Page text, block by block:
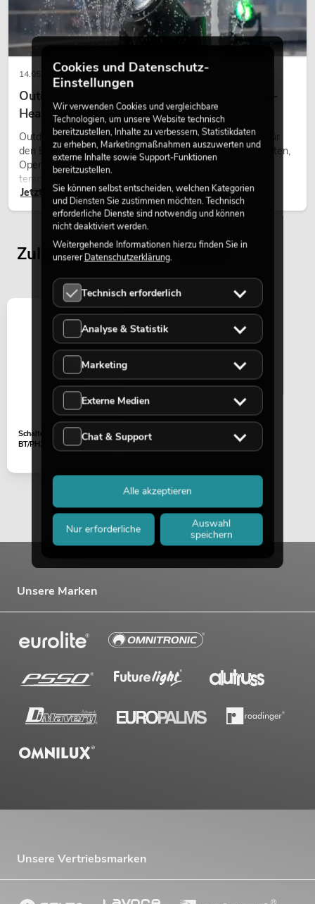
14.05.2026
Outdoor Moving-Heads: Wetterfeste Moving-
Heads bei Events
Outdoor Moving-Heads sind bewegliche Scheinwerfer für
den Einsatz im Freien. Sie werden bei Festivals, Stadtfesten,
Open-Air-Konzerten, Architekturinszenierungen und
temporären Außeninstallationen eingesetzt.
Jetzt lesen
Zuletzt angesehene Artikel
Schalter (BT/PH1 LN1/2
BT/PH2 LN3/4) PM-202FX
Unsere Marken
Unsere Vertriebsmarken
Cookies und Datenschutz-
Einstellungen
Wir verwenden Cookies und vergleichbare
Technologien, um unsere Website technisch
bereitzustellen, Inhalte zu verbessern, Statistikdaten
zu erheben, Marketingmaßnahmen auszuwerten und
externe Inhalte sowie Support-Funktionen
bereitzustellen.
Sie können selbst entscheiden, welchen Kategorien
und Diensten Sie zustimmen möchten. Technisch
erforderliche Dienste sind notwendig und können
nicht deaktiviert werden.
Weitergehende Informationen hierzu finden Sie in
unsererDatenschutzerklärung.
Technisch erforderlich
Analyse & Statistik
Marketing
Externe Medien
Chat & Support
Nur erforderliche
Auswahl
speichern
Alle akzeptieren